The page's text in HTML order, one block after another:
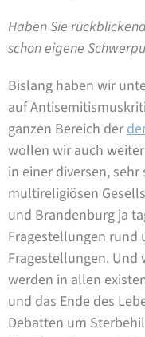
Haben Sie
schon eigene
Bislang haben wir
auf
ganzen Bereich der
wollen wir auch
in einer diversen,
multireligiösen
und Brandenburg ja
Fragestellungen rund
Fragestellungen. Und
werden in allen
und das Ende des
Debatten um